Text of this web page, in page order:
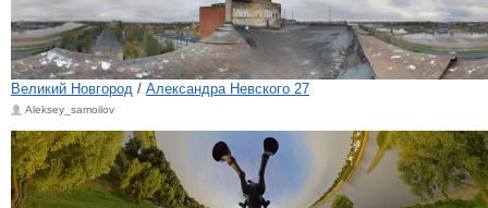
Великий Новгород / Александра Невского 27
Aleksey_samoilov